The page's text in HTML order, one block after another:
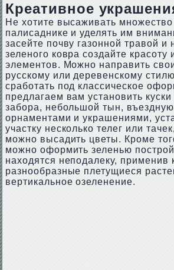
Креативное
Не хотите высаживать множество
палисаднике и уделять им
засейте почву газонной травой и
зеленого ковра создайте красоту
элементов. Можно направить
русскому или деревенскому
сработать под классическое
предлагаем вам установить
забора, небольшой тын, въездную
орнаментами и украшениями,
участку несколько телег или
можно высадить цветы. Кроме
можно оформить зеленью
находятся неподалеку, применив
разнообразные плетущиеся
вертикальное озеленение.